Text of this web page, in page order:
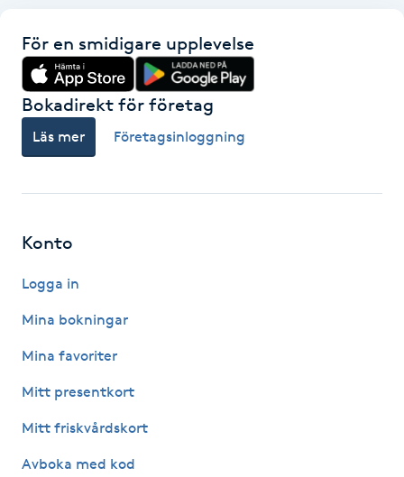
Kemisk peeling
Keratinbehandling
Kiropraktik
Klangmassage
Klippning & Slingor
För en smidigare upplevelse
Bokadirekt för företag
Läs mer Företagsinloggning
Konto
Logga in
Mina bokningar
Mina favoriter
Mitt presentkort
Mitt friskvårdskort
Avboka med kod